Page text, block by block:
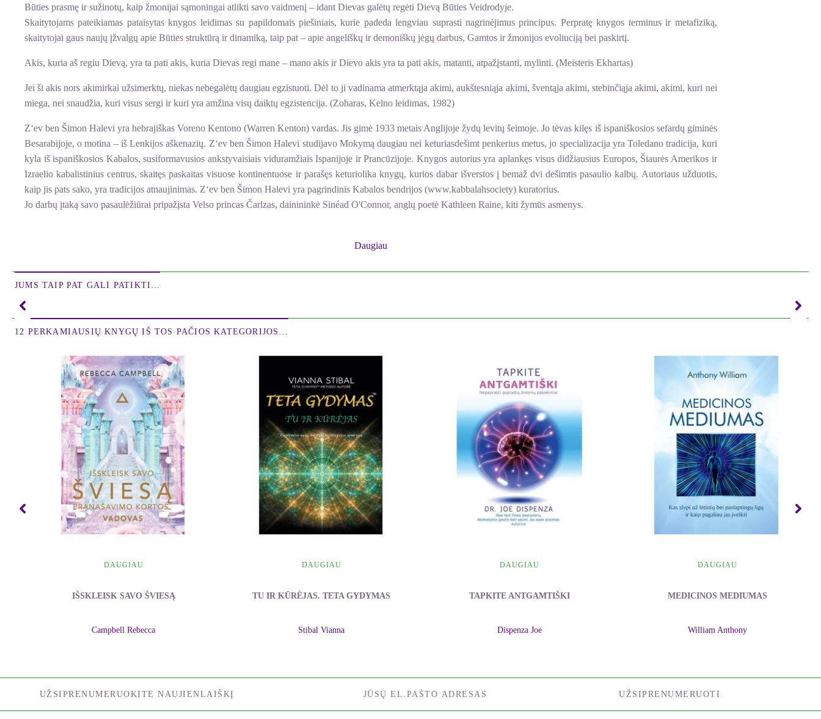
Būties prasmę ir sužinotų, kaip žmonijai sąmoningai atlikti savo vaidmenį – idant Dievas galėtų regėti Dievą Būties Veidrodyje.
Skaitytojams pateikiamas pataisytas knygos leidimas su papildomais piešiniais, kurie padeda lengviau suprasti nagrinėjimus principus. Perpratę knygos terminus ir metafiziką,
skaitytojai gaus naujų įžvalgų apie Būties struktūrą ir dinamiką, taip pat – apie angeliškų ir demoniškų jėgų darbus, Gamtos ir žmonijos evoliuciją bei paskirtį.
Akis, kuria aš regiu Dievą, yra ta pati akis, kuria Dievas regi mane – mano akis ir Dievo akis yra ta pati akis, matanti, atpažįstanti, mylinti. (Meisteris Ekhartas)
Jei ši akis nors akimirkai užsimerktų, niekas nebegalėtų daugiau egzistuoti. Dėl to ji vadinama atmerktąja akimi, aukštesniąja akimi, šventąja akimi, stebinčiąja akimi, akimi, kuri nei
miega, nei snaudžia, kuri visus sergi ir kuri yra amžina visų daiktų egzistencija. (Zoharas, Kelno leidimas, 1982)
Z‘ev ben Šimon Halevi yra hebrajiškas Voreno Kentono (Warren Kenton) vardas. Jis gimė 1933 metais Anglijoje žydų levitų šeimoje. Jo tėvas kilęs iš ispaniškosios sefardų giminės
Besarabijoje, o motina – iš Lenkijos aškenazių. Z‘ev ben Šimon Halevi studijavo Mokymą daugiau nei keturiasdešimt penkerius metus, jo specializacija yra Toledano tradicija, kuri
kyla iš ispaniškosios Kabalos, susiformavusios ankstyvaisiais viduramžiais Ispanijoje ir Prancūzijoje. Knygos autorius yra aplankęs visus didžiausius Europos, Šiaurės Amerikos ir
Izraelio kabalistinius centrus, skaitęs paskaitas visuose kontinentuose ir parašęs keturiolika knygų, kurios dabar išverstos į bemaž dvi dešimtis pasaulio kalbų. Autoriaus užduotis,
kaip jis pats sako, yra tradicijos atnaujinimas. Z‘ev ben Šimon Halevi yra pagrindinis Kabalos bendrijos (www.kabbalahsociety) kuratorius.
Jo darbų įtaką savo pasaulėžiūrai pripažįsta Velso princas Čarlzas, dainininkė Sinéad O'Connor, anglų poetė Kathleen Raine, kiti žymūs asmenys.
kuri jį valdo. Kiekvienoje žmonių kartoje atsirasdavo vienas kitas, kuris sugebėdavo prasiskverbti pro kosminį šydą ir išvysti Kūriniją nuo pat jos ištakų. Šios jų įžvalgos
Pulkais.“
Z‘ev ben Šimon Halevi
Daugiau
JUMS TAIP PAT GALI PATIKTI…
12 PERKAMIAUSIŲ KNYGŲ IŠ TOS PAČIOS KATEGORIJOS...
DAUGIAU
IŠSKLEISK SAVO ŠVIESĄ
Campbell Rebecca
DAUGIAU
TU IR KŪRĖJAS. TETA GYDYMAS
Stibal Vianna
DAUGIAU
TAPKITE ANTGAMTIŠKI
Dispenza Joe
DAUGIAU
MEDICINOS MEDIUMAS
William Anthony
UŽSIPRENUMERUOKITE NAUJIENLAIŠKĮ UŽSIPRENUMERUOTI